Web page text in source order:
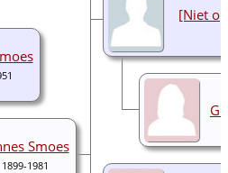
[Niet
Smoes
1899-1981